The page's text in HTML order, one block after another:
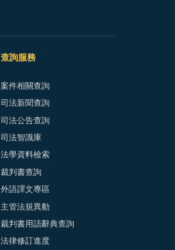
查詢服務
案件相關查詢
司法新聞查詢
司法公告查詢
司法智識庫
法學資料檢索
裁判書查詢
外語譯文專區
主管法規異動
裁判書用語辭典查詢
法律修訂進度